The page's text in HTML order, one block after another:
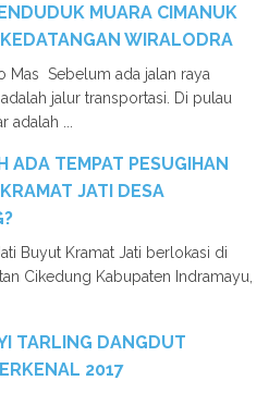
MUARA CIMANUK
WIRALODRA
Mas Sebelum ada jalan raya
jalur transportasi. Di pulau
...
ADA TEMPAT PESUGIHAN
JATI DESA
Buyut Kramat Jati berlokasi di
Cikedung Kabupaten Indramayu,
TARLING DANGDUT
2017